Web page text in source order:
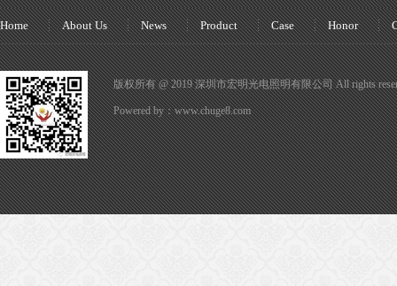
Home About Us News Product Case Honor
版权所有 @ 2019 深圳市宏明光电照明有限公司 All rights
Powered by：www.chuge8.com